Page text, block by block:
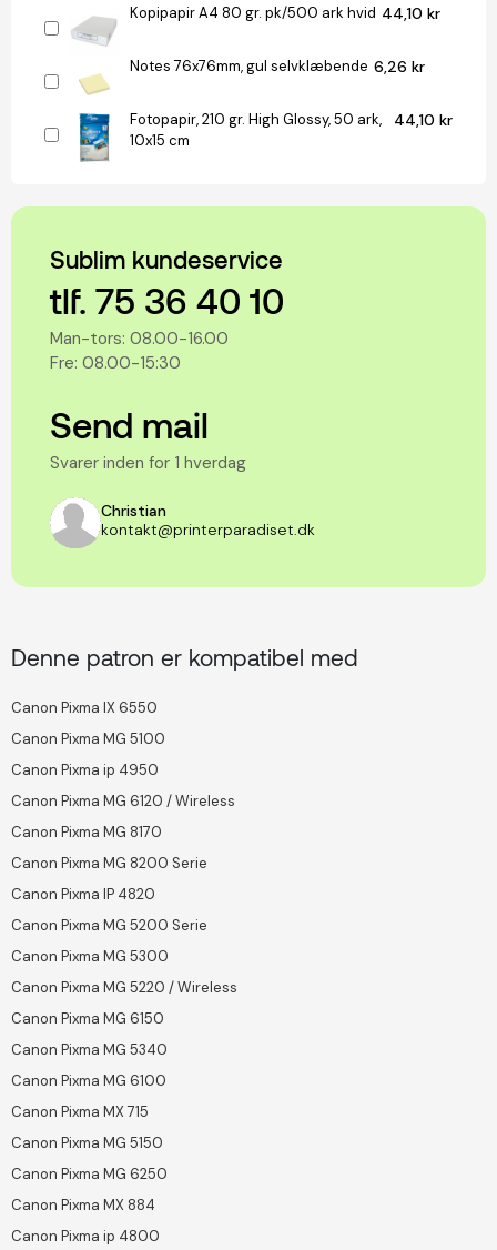
Kopipapir A4 80 gr. pk/500 ark hvid 44,10 kr
Notes 76x76mm, gul selvklæbende 6,26 kr
Fotopapir, 210 gr. High Glossy, 50 ark,
10x15 cm
44,10 kr
Sublim kundeservice
tlf. 75 36 40 10
Man-tors: 08.00-16.00
Fre: 08.00-15:30
Send mail
Svarer inden for 1 hverdag
Christian
kontakt@printerparadiset.dk
Denne patron er kompatibel med
Canon Pixma IX 6550
Canon Pixma MG 5100
Canon Pixma ip 4950
Canon Pixma MG 6120 / Wireless
Canon Pixma MG 8170
Canon Pixma MG 8200 Serie
Canon Pixma IP 4820
Canon Pixma MG 5200 Serie
Canon Pixma MG 5300
Canon Pixma MG 5220 / Wireless
Canon Pixma MG 6150
Canon Pixma MG 5340
Canon Pixma MG 6100
Canon Pixma MX 715
Canon Pixma MG 5150
Canon Pixma MG 6250
Canon Pixma MX 884
Canon Pixma ip 4800